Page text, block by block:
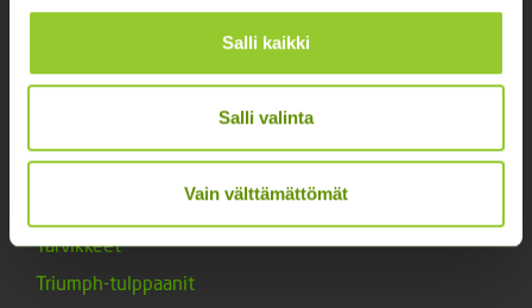
Salli kaikki
Salli valinta
Vain välttämättömät
Lannoitteet
Marjat ja mansikat
Muut tuotteet
Tarvikkeet
Triumph-tulppaanit